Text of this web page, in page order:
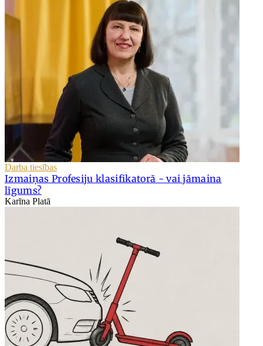
Darba tiesības
Izmaiņas Profesiju klasifikatorā - vai jāmaina
līgums?
Karīna Platā